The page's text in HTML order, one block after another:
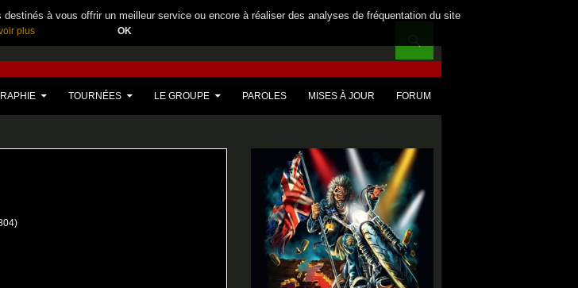
à vous offrir un meilleur service ou encore à réaliser des analyses de fréquentation du site
plus OK
TOURNÉES LE GROUPE PAROLES MISES À JOUR FORUM